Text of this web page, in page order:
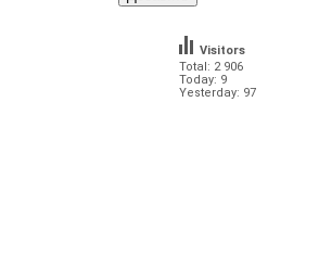
Total: 2 906
Today: 9
Yesterday: 97
Visitors